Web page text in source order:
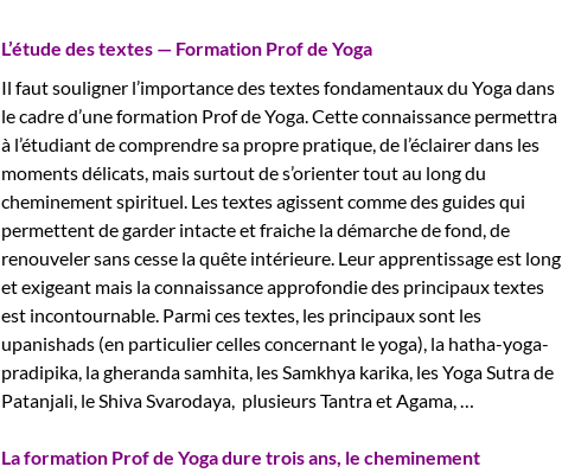
L’étude des textes — Formation Prof de Yoga
Il faut souligner l’importance des textes fondamentaux du Yoga dans
le cadre d’une formation Prof de Yoga. Cette connaissance permettra
à l’étudiant de comprendre sa propre pratique, de l’éclairer dans les
moments délicats, mais surtout de s’orienter tout au long du
cheminement spirituel. Les textes agissent comme des guides qui
permettent de garder intacte et fraiche la démarche de fond, de
renouveler sans cesse la quête intérieure. Leur apprentissage est long
et exigeant mais la connaissance approfondie des principaux textes
est incontournable. Parmi ces textes, les principaux sont les
upanishads (en particulier celles concernant le yoga), la hatha-yoga-
pradipika, la gheranda samhita, les Samkhya karika, les Yoga Sutra de
Patanjali, le Shiva Svarodaya, plusieurs Tantra et Agama, …
La formation Prof de Yoga dure trois ans, le cheminement